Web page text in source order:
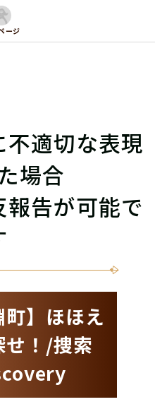
ージ
適切な表現
場合
報告が可能で
町】ほほえ
せ！/捜索